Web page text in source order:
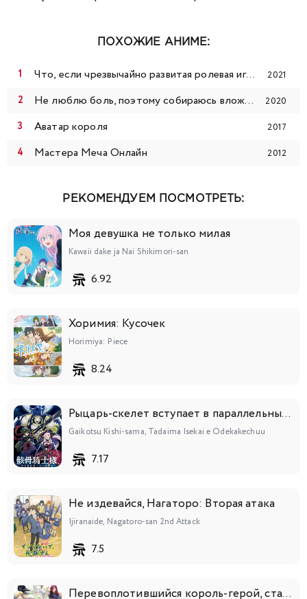
ПОХОЖИЕ АНИМЕ:
Что, если чрезвычайно развитая ролевая игра с полным погружением вызывает большее привыкание, чем реальность 2021
Не люблю боль, поэтому собираюсь вложить всё в защиту 2020
Аватар короля 2017
Мастера Меча Онлайн 2012
РЕКОМЕНДУЕМ ПОСМОТРЕТЬ:
Моя девушка не только милая
Kawaii dake ja Nai Shikimori-san
6.92
Хоримия: Кусочек
Horimiya: Piece
8.24
Рыцарь-скелет вступает в параллельный мир
Gaikotsu Kishi-sama, Tadaima Isekai e Odekakechuu
7.17
Не издевайся, Нагаторо: Вторая атака
Ijiranaide, Nagatoro-san 2nd Attack
7.5
Перевоплотившийся король-герой, ставший самой сильной ученицей рыцаря